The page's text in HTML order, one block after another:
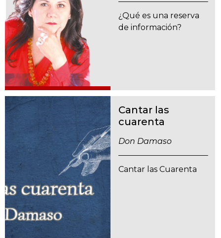
¿Qué es una reserva
de información?
Cantar las
cuarenta
Don Damaso
Cantar las Cuarenta